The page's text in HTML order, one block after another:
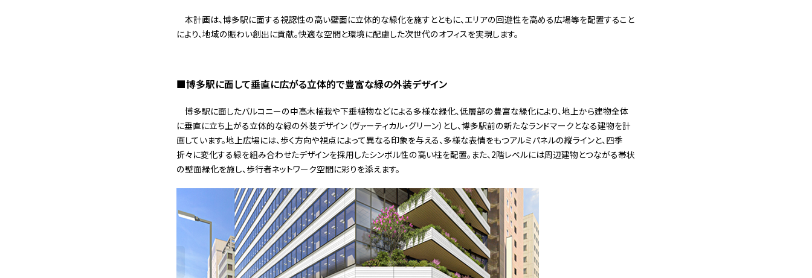
本計画は、博多駅に面する視認性の高い壁面に立体的な緑化を施すとともに、エリアの回遊性を高める広場等を配置すること
により、地域の賑わい創出に貢献。快適な空間と環境に配慮した次世代のオフィスを実現します。
■博多駅に面して垂直に広がる立体的で豊富な緑の外装デザイン
博多駅に面したバルコニーの中高木植栽や下垂植物などによる多様な緑化、低層部の豊富な緑化により、地上から建物全体
に垂直に立ち上がる立体的な緑の外装デザイン（ヴァーティカル・グリーン）とし、博多駅前の新たなランドマークとなる建物を計
画しています。地上広場には、歩く方向や視点によって異なる印象を与える、多様な表情をもつアルミパネルの縦ラインと、四季
折々に変化する緑を組み合わせたデザインを採用したシンボル性の高い柱を配置。また、2階レベルには周辺建物とつながる帯状
の壁面緑化を施し、歩行者ネットワーク空間に彩りを添えます。